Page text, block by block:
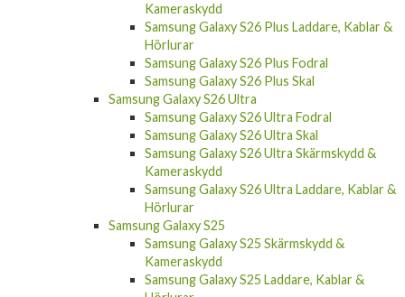
Kameraskydd
Samsung Galaxy S26 Plus Laddare, Kablar &
Hörlurar
Samsung Galaxy S26 Plus Fodral
Samsung Galaxy S26 Plus Skal
Samsung Galaxy S26 Ultra
Samsung Galaxy S26 Ultra Fodral
Samsung Galaxy S26 Ultra Skal
Samsung Galaxy S26 Ultra Skärmskydd &
Kameraskydd
Samsung Galaxy S26 Ultra Laddare, Kablar &
Hörlurar
Samsung Galaxy S25
Samsung Galaxy S25 Skärmskydd &
Kameraskydd
Samsung Galaxy S25 Laddare, Kablar &